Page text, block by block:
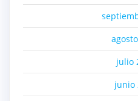
julio
junio